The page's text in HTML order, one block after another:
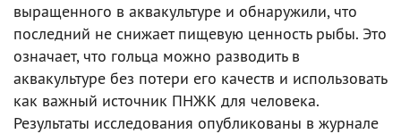
выращенного в аквакультуре и обнаружили, что
последний не снижает пищевую ценность рыбы. Это
означает, что гольца можно разводить в
аквакультуре без потери его качеств и использовать
как важный источник ПНЖК для человека.
Результаты исследования опубликованы в журнале